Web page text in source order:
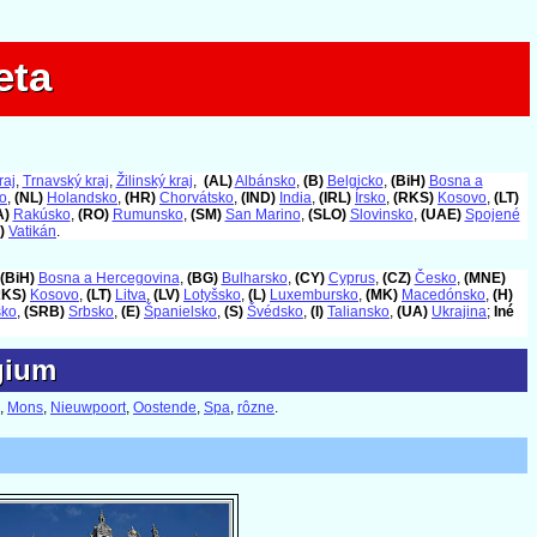
, Trnavský kraj, Žilinský kraj, (AL)Albánsko, (B) Belgicko, (BiH) Bosna a
, (NL) Holandsko, (HR) Chorvátsko, (IND) India, (IRL) Írsko, (RKS) Kosovo, (LT)
Rakúsko, (RO) Rumunsko, (SM) San Marino, (SLO) Slovinsko, (UAE) Spojené
Vatikán.
(BiH) Bosna a Hercegovina, (BG) Bulharsko, (CY) Cyprus, (CZ) Česko, (MNE)
Kosovo, (LT) Litva, (LV) Lotyšsko, (L) Luxembursko, (MK) Macedónsko, (H)
, (SRB) Srbsko, (E) Španielsko, (S) Švédsko, (I) Taliansko, (UA) Ukrajina; Iné
, Mons, Nieuwpoort, Oostende, Spa, rôzne.